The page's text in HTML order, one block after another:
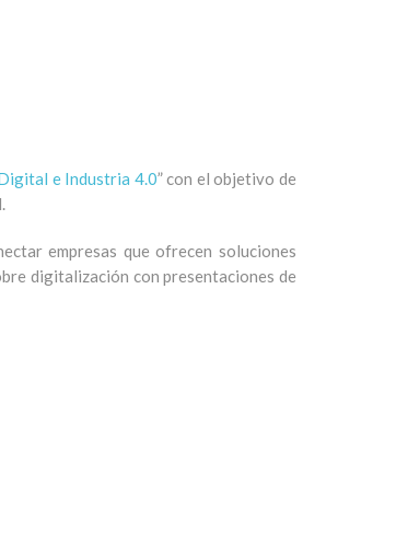
e Industria 4.0”con el objetivo de
empresas que ofrecen soluciones
digitalización con presentaciones de